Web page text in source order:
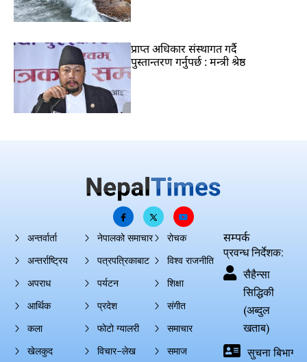
प्राप्त अधिकार संस्थागत गर्दै
पुस्तान्तरण गर्नुपर्छ : मन्त्री श्रेष्ठ
अन्तर्वार्ता
अन्तर्राष्ट्रिय
अपराध
आर्थिक
कला
खेलकुद
नेपालको समाचार
पत्रपत्रिकाबाट
पर्यटन
प्रदेश
फोटो ग्यालरी
विचार–लेख
रोचक
विश्व राजनीति
शिक्षा
संगीत
समाचार
समाज
सम्पर्क
प्रवन्ध निर्देशक:
सैहैन्सा
सिद्धिकी
(अब्दुल
खताब)
सुचना बिभाग